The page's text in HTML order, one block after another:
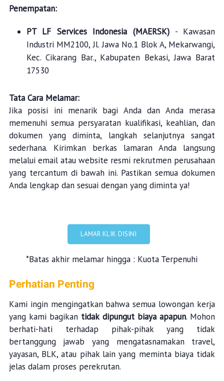
Penempatan:
PT LF Services Indonesia (MAERSK) - Kawasan
Industri MM2100, Jl. Jawa No.1 Blok A, Mekarwangi,
Kec. Cikarang Bar., Kabupaten Bekasi, Jawa Barat
17530
Tata Cara Melamar:
Jika posisi ini menarik bagi Anda dan Anda merasa
memenuhi semua persyaratan kualifikasi, keahlian, dan
dokumen yang diminta, langkah selanjutnya sangat
sederhana. Kirimkan berkas lamaran Anda langsung
melalui email atau website resmi rekrutmen perusahaan
yang tercantum di bawah ini. Pastikan semua dokumen
Anda lengkap dan sesuai dengan yang diminta ya!
LAMAR KLIK DISINI
*Batas akhir melamar hingga : Kuota Terpenuhi
Perhatian Penting
Kami ingin mengingatkan bahwa semua lowongan kerja
yang kami bagikan tidak dipungut biaya apapun. Mohon
berhati-hati terhadap pihak-pihak yang tidak
bertanggung jawab yang mengatasnamakan travel,
yayasan, BLK, atau pihak lain yang meminta biaya tidak
jelas dalam proses perekrutan.